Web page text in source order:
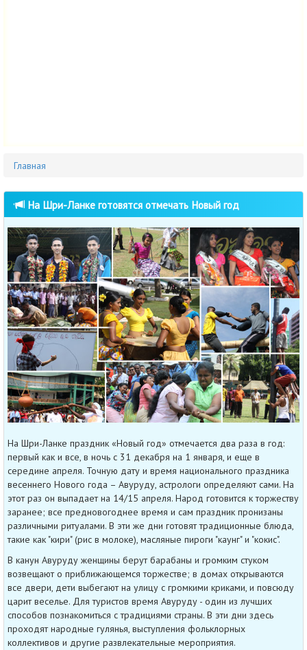
Главная
На Шри-Ланке готовятся отмечать Новый год
На Шри-Ланке праздник «Новый год» отмечается два раза в год:
первый как и все, в ночь с 31 декабря на 1 января, и еще в
середине апреля. Точную дату и время национального праздника
весеннего Нового года – Авуруду, астрологи определяют сами. На
этот раз он выпадает на 14/15 апреля. Народ готовится к торжеству
заранее; все предновогоднее время и сам праздник пронизаны
различными ритуалами. В эти же дни готовят традиционные блюда,
такие как "кири" (рис в молоке), масляные пироги "каунг" и "кокис".
В канун Авуруду женщины берут барабаны и громким стуком
возвещают о приближающемся торжестве; в домах открываются
все двери, дети выбегают на улицу с громкими криками, и повсюду
царит веселье. Для туристов время Авуруду - один из лучших
способов познакомиться с традициями страны. В эти дни здесь
проходят народные гулянья, выступления фольклорных
коллективов и другие развлекательные мероприятия.